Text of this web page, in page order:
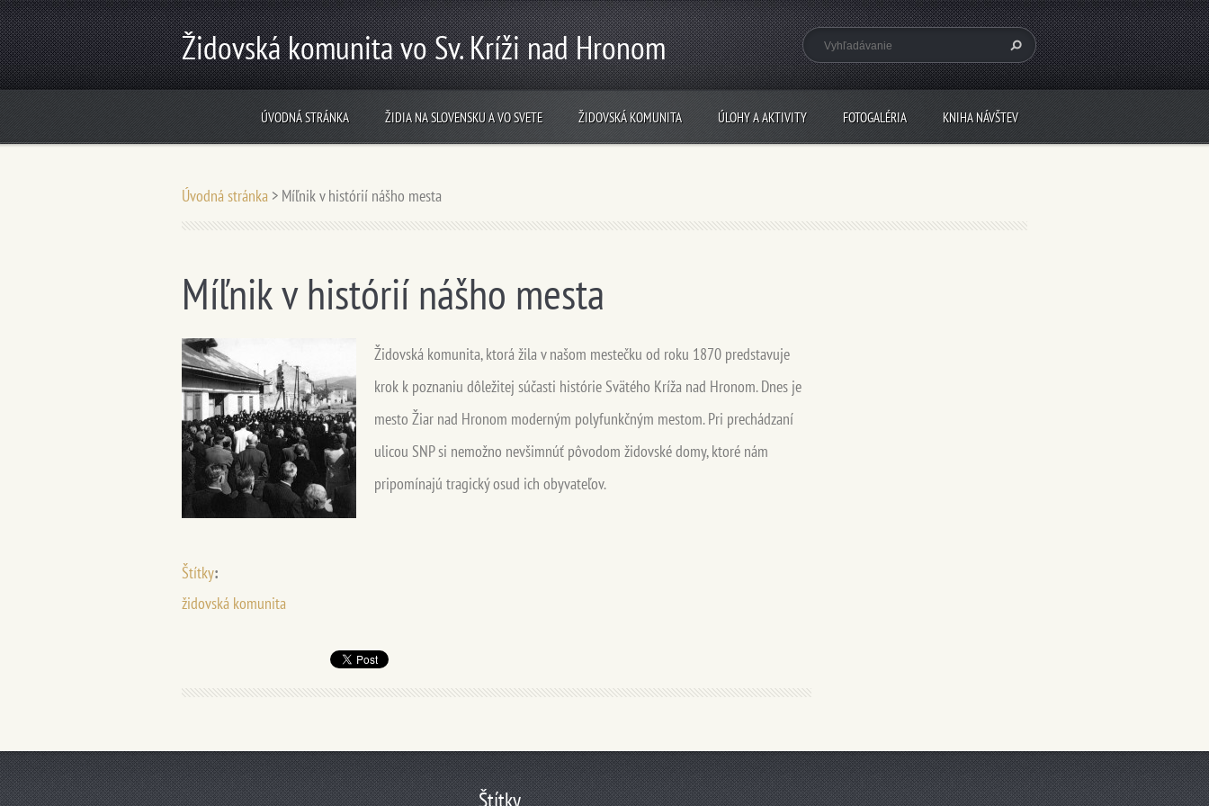
Židovská komunita vo Sv. Kríži nad Hronom
ÚVODNÁ STRÁNKA ŽIDIA NA SLOVENSKU A VO SVETE ŽIDOVSKÁ KOMUNITA ÚLOHY A AKTIVITY FOTOGALÉRIA KNIHA NÁVŠTEV
Úvodná stránka > Míľnik v histórií nášho mesta
Míľnik v histórií nášho mesta
Židovská komunita, ktorá žila v našom mestečku od roku 1870 predstavuje
krok k poznaniu dôležitej súčasti histórie Svätého Kríža nad Hronom. Dnes je
mesto Žiar nad Hronom moderným polyfunkčným mestom. Pri prechádzaní
ulicou SNP si nemožno nevšimnúť pôvodom židovské domy, ktoré nám
pripomínajú tragický osud ich obyvateľov.
Štítky:
židovská komunita
Štítky